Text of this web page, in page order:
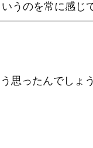
いうのを常に感じ
思ったんでしょう